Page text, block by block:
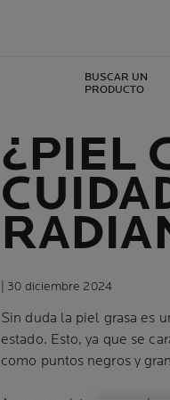
BUSCAR UN
PRODUCTO
¿PIEL
| 30 diciembre 2024
Sin duda la piel grasa es
estado. Esto, ya que se
como puntos negros y